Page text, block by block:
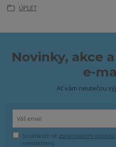
ÚPLET
Novinky, akce
e-
Ať vám neutečou
Souhlasím se zpracováním
newsletteru.